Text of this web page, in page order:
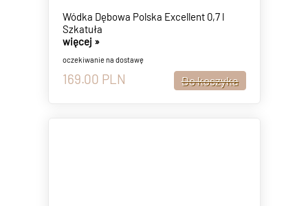
Wódka Dębowa Polska Excellent 0,7 l
Szkatuła
więcej »
oczekiwanie na dostawę
169.00 PLN